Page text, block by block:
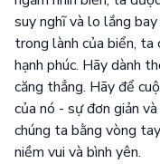
suy nghĩ và lo lắng
trong lành của biển, ta
hạnh phúc. Hãy dành
căng thẳng. Hãy để
của nó - sự đơn giản
chúng ta bằng vòng
niềm vui và bình yên.